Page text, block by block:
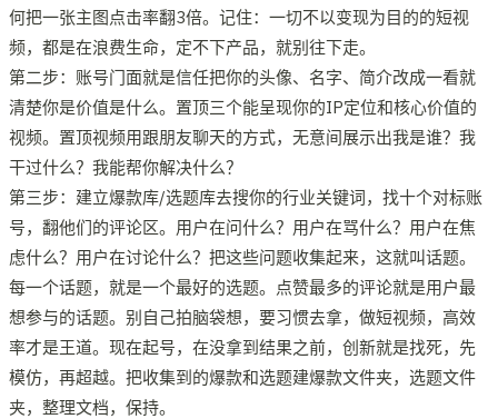
何把一张主图点击率翻3倍。记住：一切不以变现为目的的短视
频，都是在浪费生命，定不下产品，就别往下走。
第二步：账号门面就是信任把你的头像、名字、简介改成一看就
清楚你是价值是什么。置顶三个能呈现你的IP定位和核心价值的
视频。置顶视频用跟朋友聊天的方式，无意间展示出我是谁？我
干过什么？我能帮你解决什么？
第三步：建立爆款库/选题库去搜你的行业关键词，找十个对标账
号，翻他们的评论区。用户在问什么？用户在骂什么？用户在焦
虑什么？用户在讨论什么？把这些问题收集起来，这就叫话题。
每一个话题，就是一个最好的选题。点赞最多的评论就是用户最
想参与的话题。别自己拍脑袋想，要习惯去拿，做短视频，高效
率才是王道。现在起号，在没拿到结果之前，创新就是找死，先
模仿，再超越。把收集到的爆款和选题建爆款文件夹，选题文件
夹，整理文档，保持。